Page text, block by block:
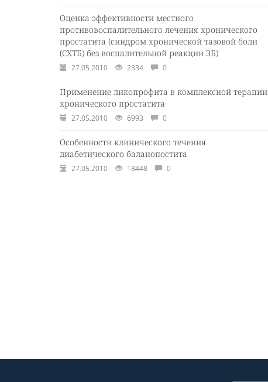
Оценка эффективности местного
противовоспалительного лечения хронического
простатита (синдром хронической тазовой боли
(СХТБ) без воспалительной реакции ЗБ)
27.05.2010 2334 0
Применение ликопрофита в комплексной терапии
хронического простатита
27.05.2010 6993 0
Особенности клинического течения
диабетического баланопостита
27.05.2010 18448 0